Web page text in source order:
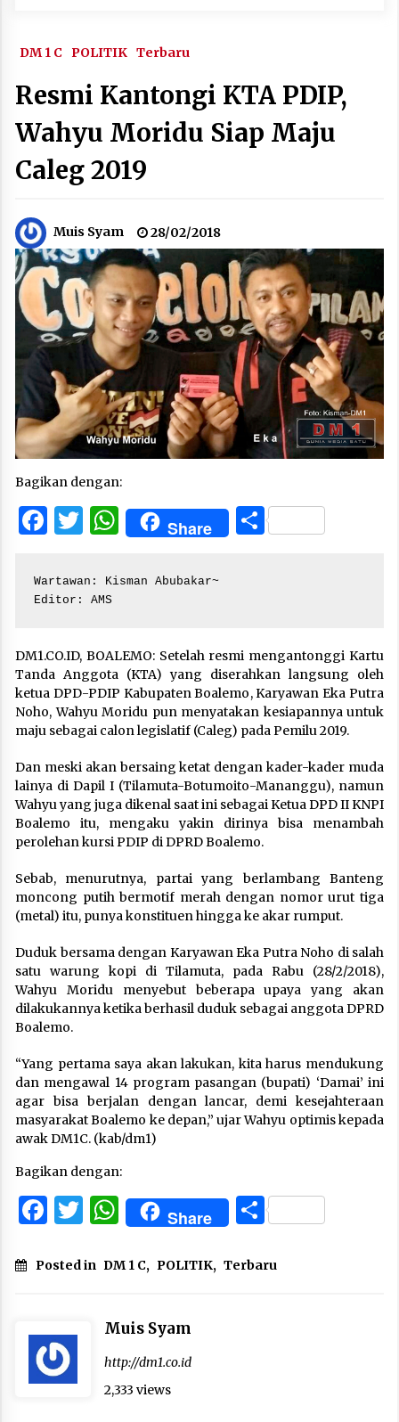
DM 1 C POLITIK Terbaru
Resmi Kantongi KTA PDIP,
Wahyu Moridu Siap Maju
Caleg 2019
Muis Syam 28/02/2018
Bagikan dengan:
Facebook
Twitter
WhatsApp
Share Share
Wartawan: Kisman Abubakar~
Editor: AMS
DM1.CO.ID, BOALEMO: Setelah resmi mengantonggi Kartu
Tanda Anggota (KTA) yang diserahkan langsung oleh
ketua DPD-PDIP Kabupaten Boalemo, Karyawan Eka Putra
Noho, Wahyu Moridu pun menyatakan kesiapannya untuk
maju sebagai calon legislatif (Caleg) pada Pemilu 2019.
Dan meski akan bersaing ketat dengan kader-kader muda
lainya di Dapil I (Tilamuta-Botumoito-Mananggu), namun
Wahyu yang juga dikenal saat ini sebagai Ketua DPD II KNPI
Boalemo itu, mengaku yakin dirinya bisa menambah
perolehan kursi PDIP di DPRD Boalemo.
Sebab, menurutnya, partai yang berlambang Banteng
moncong putih bermotif merah dengan nomor urut tiga
(metal) itu, punya konstituen hingga ke akar rumput.
Duduk bersama dengan Karyawan Eka Putra Noho di salah
satu warung kopi di Tilamuta, pada Rabu (28/2/2018),
Wahyu Moridu menyebut beberapa upaya yang akan
dilakukannya ketika berhasil duduk sebagai anggota DPRD
Boalemo.
“Yang pertama saya akan lakukan, kita harus mendukung
dan mengawal 14 program pasangan (bupati) ‘Damai’ ini
agar bisa berjalan dengan lancar, demi kesejahteraan
masyarakat Boalemo ke depan,” ujar Wahyu optimis kepada
awak DM1C. (kab/dm1)
Bagikan dengan:
Facebook
Twitter
WhatsApp
Share Share
Posted in DM 1 C, POLITIK, Terbaru
Muis Syam
http://dm1.co.id
2,333 views